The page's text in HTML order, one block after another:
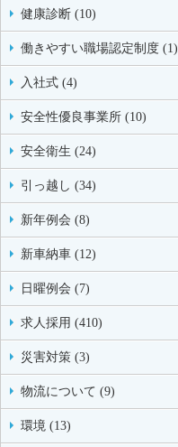
健康診断 (10)
働きやすい職場認定制度 (1)
入社式 (4)
安全性優良事業所 (10)
安全衛生 (24)
引っ越し (34)
新年例会 (8)
新車納車 (12)
日曜例会 (7)
求人採用 (410)
災害対策 (3)
物流について (9)
環境 (13)